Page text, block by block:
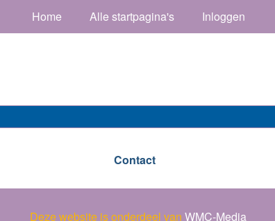
Home Alle startpagina's Inloggen
Contact
Deze website is onderdeel van WMC-Media